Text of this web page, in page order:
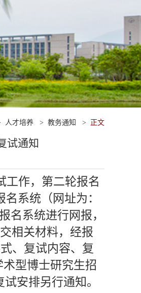
人才培养 > 教务通知 > 正文
试通知
工作，第二轮报名
系统（网址为：
名系统进行网报，
相关材料，经报
、复试内容、复
术型博士研究生招
安排另行通知。